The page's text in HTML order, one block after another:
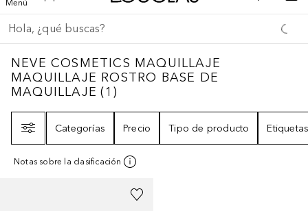
Menú
Regresar
Ejecutar búsqueda
NEVE COSMETICS MAQUILLAJE
NEVE COSMETICS MAQUILLAJE
MAQUILLAJE ROSTRO BASE DE
MAQUILLAJE (1 )
Categorías
Precio Tipo de producto
Notas sobre la clasificación